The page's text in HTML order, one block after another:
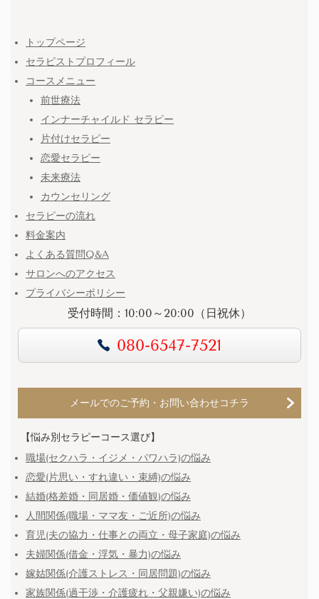
トップページ
セラピストプロフィール
コースメニュー
前世療法
インナーチャイルド セラピー
片付けセラピー
恋愛セラピー
未来療法
カウンセリング
セラピーの流れ
料金案内
よくある質問Q&A
サロンへのアクセス
プライバシーポリシー
受付時間：10:00～20:00（日祝休）
080-6547-7521
メールでのご予約・お問い合わせコチラ
【悩み別セラピーコース選び】
職場(セクハラ・イジメ・パワハラ)の悩み
恋愛(片思い・すれ違い・束縛)の悩み
結婚(格差婚・同居婚・価値観)の悩み
人間関係(職場・ママ友・ご近所)の悩み
育児(夫の協力・仕事との両立・母子家庭)の悩み
夫婦関係(借金・浮気・暴力)の悩み
嫁姑関係(介護ストレス・同居問題)の悩み
家族関係(過干渉・介護疲れ・父親嫌い)の悩み